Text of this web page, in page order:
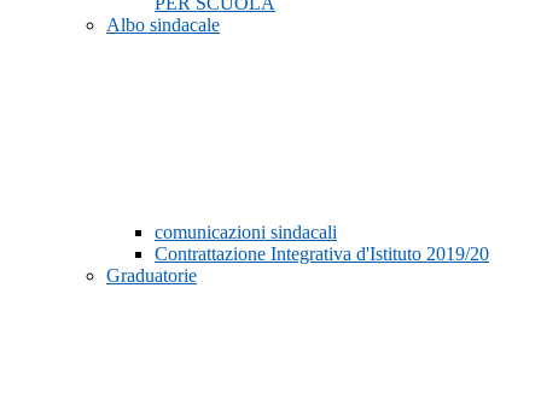
Albo sindacale
comunicazioni sindacali
Contrattazione Integrativa d'Istituto 2019/20
Graduatorie